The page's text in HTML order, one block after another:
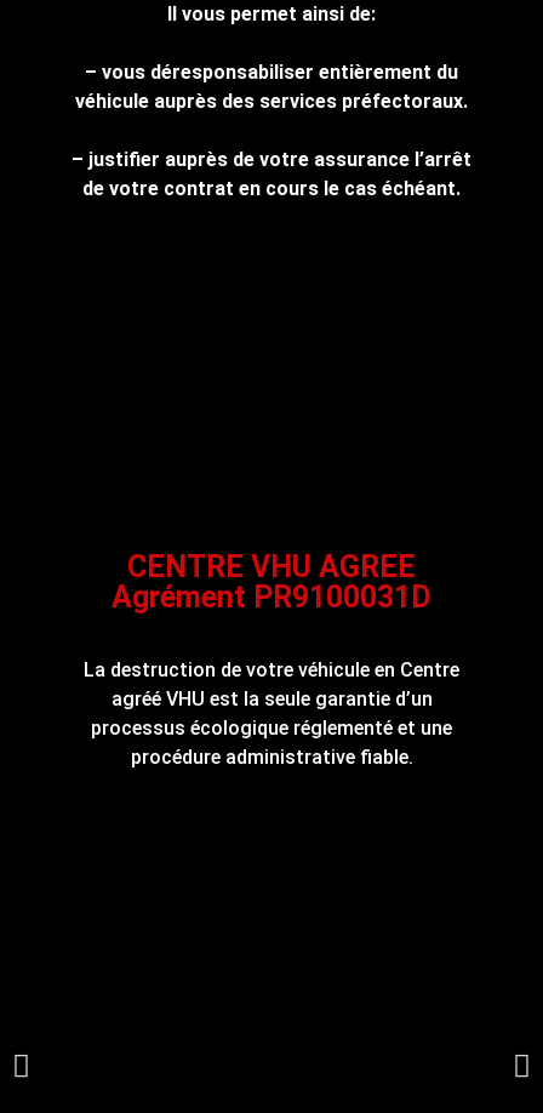
Il vous permet ainsi de:
– vous déresponsabiliser entièrement du
véhicule auprès des services préfectoraux.
– justifier auprès de votre assurance l’arrêt
de votre contrat en cours le cas échéant.
CENTRE VHU AGREE
Agrément PR9100031D
La destruction de votre véhicule en Centre
agréé VHU est la seule garantie d’un
processus écologique réglementé et une
procédure administrative fiable.